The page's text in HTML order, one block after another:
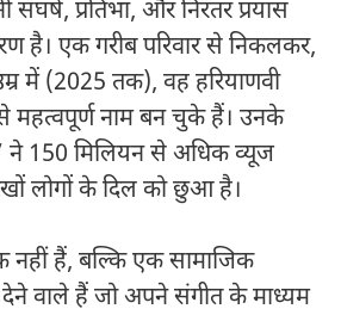
संघर्ष, प्रतिभा, और निरंतर प्रयास
है। एक गरीब परिवार से निकलकर,
में (2025 तक), वह हरियाणवी
महत्वपूर्ण नाम बन चुके हैं। उनके
ने 150 मिलियन से अधिक व्यूज
लोगों के दिल को छुआ है।
हैं, बल्कि एक सामाजिक
वाले हैं जो अपने संगीत के माध्यम